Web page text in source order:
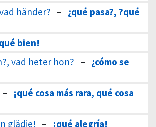
händer? – ¿qué pasa?, ?qué
bien!
vad heter hon? – ¿cómo se
–
¡qué cosa más rara, qué cosa
glädje! –
¡qué alegría!